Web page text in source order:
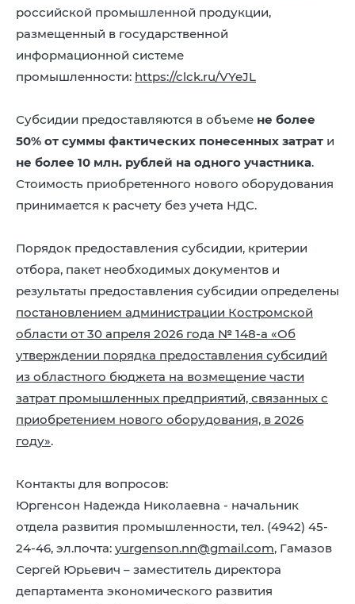
российской промышленной продукции,
размещенный в государственной
информационной системе
промышленности: https://clck.ru/VYeJL
Субсидии предоставляются в объеме не более
50% от суммы фактических понесенных затрат и
не более 10 млн. рублей на одного участника.
Стоимость приобретенного нового оборудования
принимается к расчету без учета НДС.
Порядок предоставления субсидии, критерии
отбора, пакет необходимых документов и
результаты предоставления субсидии определены
постановлением администрации Костромской
области от 30 апреля 2026 года № 148-а «Об
утверждении порядка предоставления субсидий
из областного бюджета на возмещение части
затрат промышленных предприятий, связанных с
приобретением нового оборудования, в 2026
году».
Контакты для вопросов:
Юргенсон Надежда Николаевна - начальник
отдела развития промышленности, тел. (4942) 45-
24-46, эл.почта: yurgenson.nn@gmail.com, Гамазов
Сергей Юрьевич – заместитель директора
департамента экономического развития